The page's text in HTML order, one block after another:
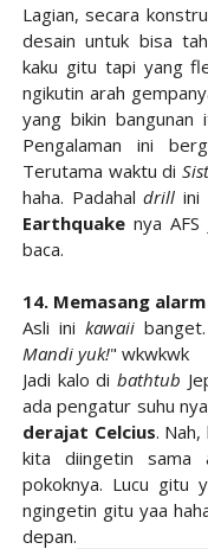
Lagian, secara
desain untuk bisa
kaku gitu tapi yang
ngikutin arah
yang bikin bangunan
Pengalaman ini
Terutama waktu di
haha. Padahaldrill ini
Earthquakenya AFS
baca.
14. Memasang
Asli inikawaii
Mandi yuk!" wkwkwk
Jadi kalo dibathtub
ada pengatur suhu
derajat Celcius.
kita diingetin sama
pokoknya. Lucu gitu
ngingetin gitu yaa
depan.